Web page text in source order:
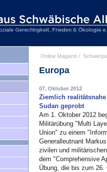
Online Magazin /
Europa
07. Oktober 2012
Ziemlich
Sudan geprobt
Am 1. Oktober 2012
Militärübung "Multi
Union" zu einem
Generalleutnant
zivilen und
dem "Comprehensive
Übung, die bis zum 26.